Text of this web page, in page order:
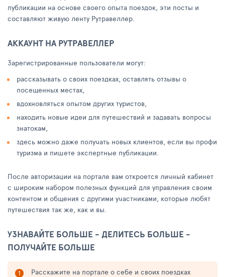
публикации на основе своего опыта поездок, эти посты и
составляют живую ленту Рутравеллер.
АККАУНТ НА РУТРАВЕЛЛЕР
Зарегистрированные пользователи могут:
рассказывать о своих поездках, оставлять отзывы о
посещенных местах,
вдохновляться опытом других туристов,
находить новые идеи для путешествий и задавать вопросы
знатокам,
здесь можно даже получать новых клиентов, если вы профи
туризма и пишете экспертные публикации.
После авторизации на портале вам откроется личный кабинет
с широким набором полезных функций для управления своим
контентом и общения с другими участниками, которые любят
путешествия так же, как и вы.
УЗНАВАЙТЕ БОЛЬШЕ - ДЕЛИТЕСЬ БОЛЬШЕ -
ПОЛУЧАЙТЕ БОЛЬШЕ
Расскажите на портале о себе и своих поездках